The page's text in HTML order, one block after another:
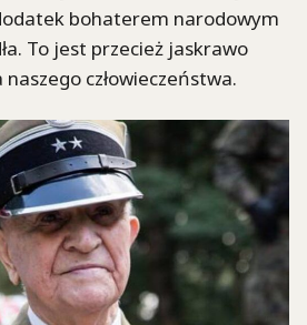
bohaterem narodowym
To jest przecież jaskrawo
człowieczeństwa.